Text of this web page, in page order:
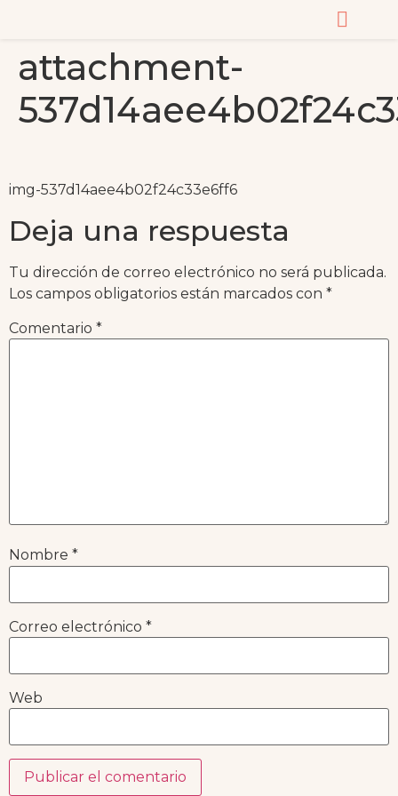
attachment-
img-537d14aee4b02f24c33e6ff6
Deja una respuesta
Tu dirección de correo electrónico no será publicada.
Los campos obligatorios están marcados con *
Comentario *
Nombre *
Correo electrónico *
Web